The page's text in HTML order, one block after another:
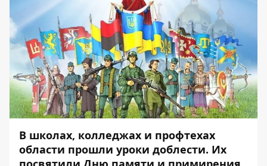
В школах, колледжах и профтехах
области прошли уроки доблести. Их